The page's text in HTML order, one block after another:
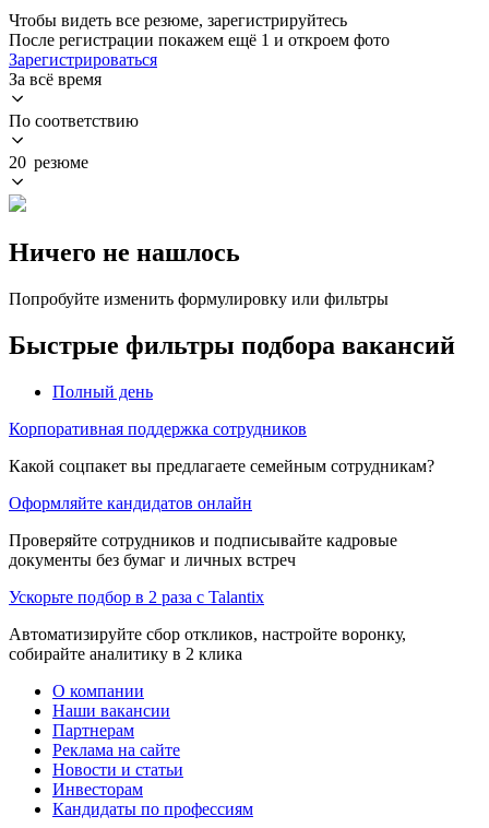
Чтобы видеть все резюме, зарегистрируйтесь
После регистрации покажем ещё 1 и откроем фото
Зарегистрироваться
За всё время
По соответствию
20 резюме
Ничего не нашлось
Попробуйте изменить формулировку или фильтры
Быстрые фильтры подбора вакансий
Полный день
Корпоративная поддержка сотрудников
Какой соцпакет вы предлагаете семейным сотрудникам?
Оформляйте кандидатов онлайн
Проверяйте сотрудников и подписывайте кадровые
документы без бумаг и личных встреч
Ускорьте подбор в 2 раза с Talantix
Автоматизируйте сбор откликов, настройте воронку,
собирайте аналитику в 2 клика
О компании
Наши вакансии
Партнерам
Реклама на сайте
Новости и статьи
Инвесторам
Кандидаты по профессиям